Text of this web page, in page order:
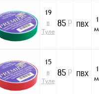
19
в
Туле
85 Р ПВХ
15
в
Туле
85 Р ПВХ